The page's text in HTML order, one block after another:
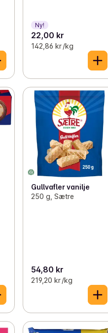
Ny!
22,00 kr
142,86 kr /kg
Gullvafler vanilje
250 g, Sætre
54,80 kr
219,20 kr /kg